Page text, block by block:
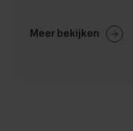
Meer bekijken